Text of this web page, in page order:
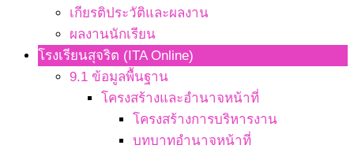
เกียรติประวัติและผลงาน
ผลงานนักเรียน
โรงเรียนสุจริต (ITA Online)
9.1 ข้อมูลพื้นฐาน
โครงสร้างและอำนาจหน้าที่
โครงสร้างการบริหารงาน
บทบาทอำนาจหน้าที่